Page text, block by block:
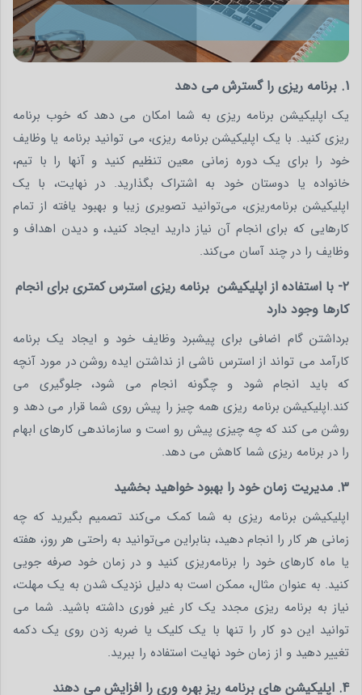
1. برنامه ریزی را گسترش می دهد
یک اپلیکیشن برنامه ریزی به شما امکان می دهد که خوب برنامه
ریزی کنید. با یک اپلیکیشن برنامه ریزی، می توانید برنامه یا وظایف
خود را برای یک دوره زمانی معین تنظیم کنید و آنها را با تیم،
خانواده یا دوستان خود به اشتراک بگذارید. در نهایت، با یک
اپلیکیشن برنامه‌ریزی، می‌توانید تصویری زیبا و بهبود یافته از تمام
کارهایی که برای انجام آن نیاز دارید ایجاد کنید، و دیدن اهداف و
وظایف را در چند آسان می‌کند.
۲- با استفاده از اپلیکیشن برنامه ریزی استرس کمتری برای انجام
کارها وجود دارد
برداشتن گام اضافی برای پیشبرد وظایف خود و ایجاد یک برنامه
کارآمد می تواند از استرس ناشی از نداشتن ایده روشن در مورد آنچه
که باید انجام شود و چگونه انجام می شود، جلوگیری می
کند.اپلیکیشن برنامه ریزی همه چیز را پیش روی شما قرار می دهد و
روشن می کند که چه چیزی پیش رو است و سازماندهی کارهای ابهام
را در برنامه ریزی شما کاهش می دهد.
3. مدیریت زمان خود را بهبود خواهید بخشید
اپلیکیشن برنامه ریزی به شما کمک می‌کند تصمیم بگیرید که چه
زمانی هر کار را انجام دهید، بنابراین می‌توانید به راحتی هر روز، هفته
یا ماه کارهای خود را برنامه‌ریزی کنید و در زمان خود صرفه جویی
کنید. به عنوان مثال، ممکن است به دلیل نزدیک شدن به یک مهلت،
نیاز به برنامه ریزی مجدد یک کار غیر فوری داشته باشید. شما می
توانید این دو کار را تنها با یک کلیک یا ضربه زدن روی یک دکمه
تغییر دهید و از زمان خود نهایت استفاده را ببرید.
4. اپلیکیشن های برنامه ریز بهره وری را افزایش می دهند